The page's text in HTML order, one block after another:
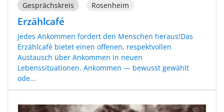
Gesprächskreis Rosenheim
Erzählcafé
Jedes Ankommen fordert den Menschen heraus!Das
Erzählcafé bietet einen offenen, respektvollen
Austausch über Ankommen in neuen
Lebenssituationen. Ankommen — bewusst gewählt
ode...